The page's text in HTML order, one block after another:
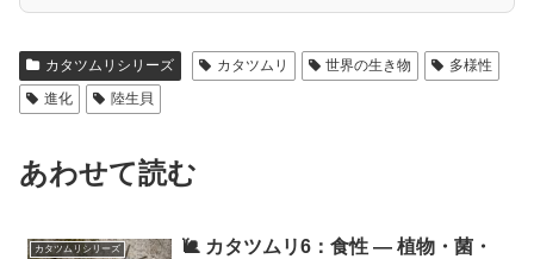
カタツムリシリーズ カタツムリ 世界の生き物
多様性
進化
陸生貝
あわせて読む
カタツムリシリーズ
🐌 カタツムリ6：食性 ― 植物・菌・